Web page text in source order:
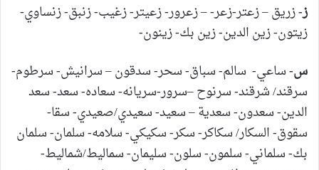
ز-زريق – زعتر-زعر- – زعرور- زعيتر- زغيب- زنبق- زنساوي-
زيتون- زين الدين- زين بك- زينون-
س-ساعي- سالم- سباق- سحر- سدقون – سرانيش- سرطوم-
سرقند/ شرقند- سرنوح –سرور-سريانه- سعاده- سعد- سعد
الدين- سعدون- سعدية – سعيد- سعيدي/صعيدي- سقا-
سقوق- السكار/ سكاكر- سكر- سكيكي- سلامه- سلمان- سلمان
بك- سلماني- سلمون- سلون- سليمان- سماليط/شماليط-